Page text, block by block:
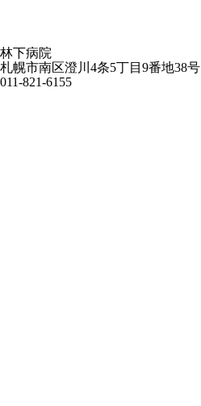
林下病院
札幌市南区澄川4条5丁目9番地38号
011-821-6155